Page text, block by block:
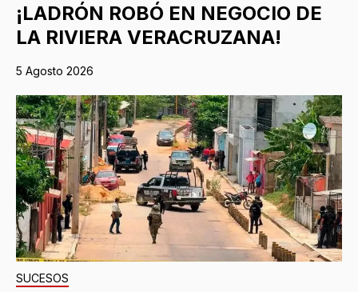
¡LADRÓN ROBÓ EN NEGOCIO DE
LA RIVIERA VERACRUZANA!
5 Agosto 2026
SUCESOS